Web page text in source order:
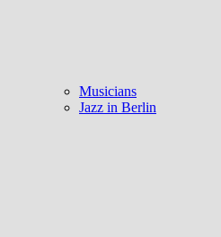
Musicians
Jazz in Berlin